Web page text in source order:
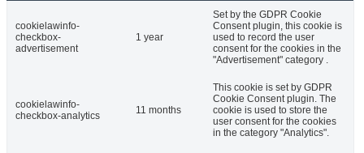
cookielawinfo-
checkbox-
advertisement
1 year
Set by the GDPR Cookie
Consent plugin, this cookie is
used to record the user
consent for the cookies in the
"Advertisement" category .
cookielawinfo-
checkbox-analytics
11 months
This cookie is set by GDPR
Cookie Consent plugin. The
cookie is used to store the
user consent for the cookies
in the category "Analytics".